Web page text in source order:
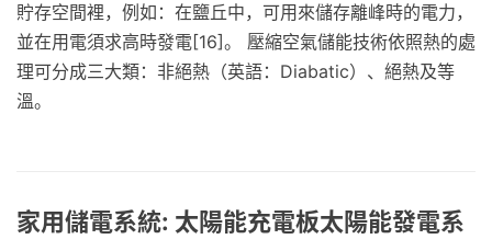
貯存空間裡，例如：在鹽丘中，可用來儲存離峰時的電力，
並在用電須求高時發電[16]。 壓縮空氣儲能技術依照熱的處
理可分成三大類：非絕熱（英語：Diabatic）、絕熱及等
溫。
家用儲電系統: 太陽能充電板太陽能發電系